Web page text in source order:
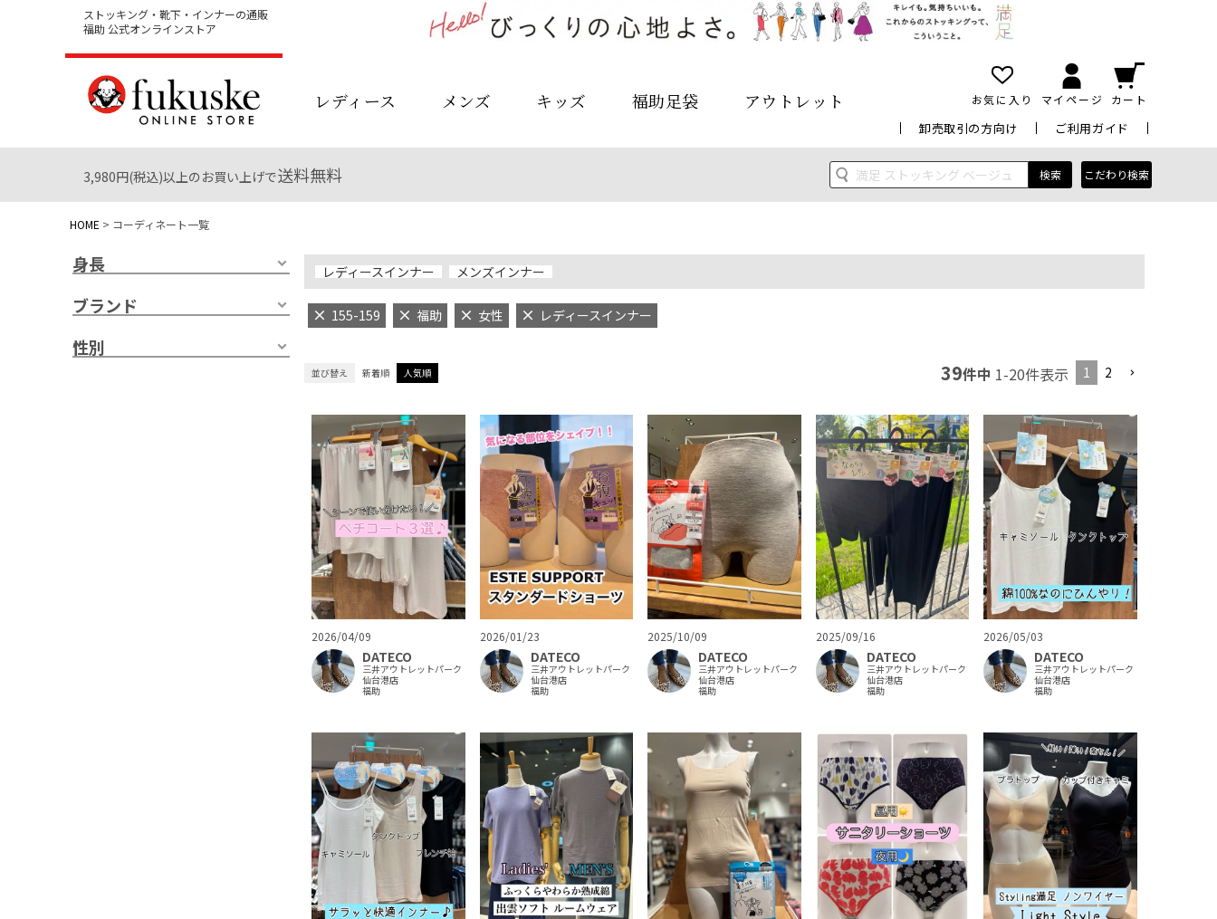
ストッキング・靴下・インナーの通販
福助 公式オンラインストア
レディース メンズ キッズ 福助足袋 アウトレット お気に入り マイページ カート
卸売取引の方向け ご利用ガイド
3,980円(税込)以上のお買い上げで送料無料 検索 こだわり検索
HOME コーディネート一覧
身長
ブランド
性別
レディースインナー メンズインナー
155-159 福助 女性 レディースインナー
並び替え 新着順 人気順 39件中 1-20件表示 1 2
2026/04/09
DATECO
三井アウトレットパーク
仙台港店
福助
2026/01/23
DATECO
三井アウトレットパーク
仙台港店
福助
2025/10/09
DATECO
三井アウトレットパーク
仙台港店
福助
2025/09/16
DATECO
三井アウトレットパーク
仙台港店
福助
2026/05/03
DATECO
三井アウトレットパーク
仙台港店
福助